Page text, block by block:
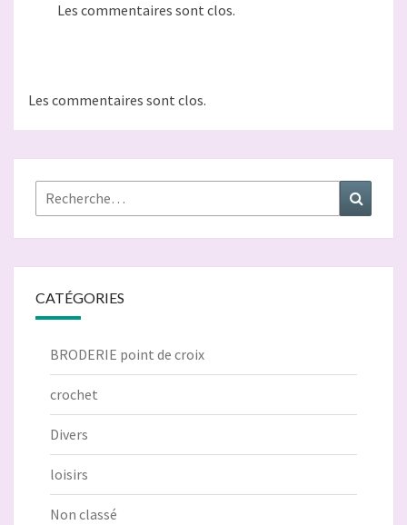
Les commentaires sont clos.
Les commentaires sont clos.
Rechercher :
CATÉGORIES
BRODERIE point de croix
crochet
Divers
loisirs
Non classé